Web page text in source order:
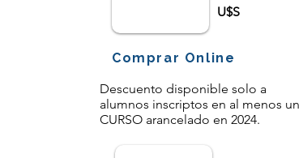
U$S
Comprar Online
Descuento disponible solo a
alumnos inscriptos en al menos un
CURSO arancelado en 2024.